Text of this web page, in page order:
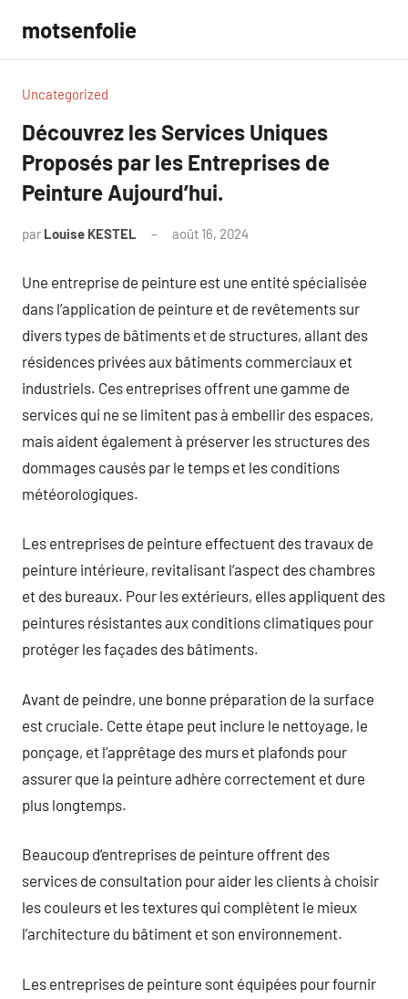
contenu
motsenfolie
Uncategorized
Découvrez les Services Uniques
Proposés par les Entreprises de
Peinture Aujourd’hui.
par Louise KESTEL août 16, 2024
Une entreprise de peinture est une entité spécialisée
dans l’application de peinture et de revêtements sur
divers types de bâtiments et de structures, allant des
résidences privées aux bâtiments commerciaux et
industriels. Ces entreprises offrent une gamme de
services qui ne se limitent pas à embellir des espaces,
mais aident également à préserver les structures des
dommages causés par le temps et les conditions
météorologiques.
Les entreprises de peinture effectuent des travaux de
peinture intérieure, revitalisant l’aspect des chambres
et des bureaux. Pour les extérieurs, elles appliquent des
peintures résistantes aux conditions climatiques pour
protéger les façades des bâtiments.
Avant de peindre, une bonne préparation de la surface
est cruciale. Cette étape peut inclure le nettoyage, le
ponçage, et l’apprêtage des murs et plafonds pour
assurer que la peinture adhère correctement et dure
plus longtemps.
Beaucoup d’entreprises de peinture offrent des
services de consultation pour aider les clients à choisir
les couleurs et les textures qui complètent le mieux
l’architecture du bâtiment et son environnement.
Les entreprises de peinture sont équipées pour fournir